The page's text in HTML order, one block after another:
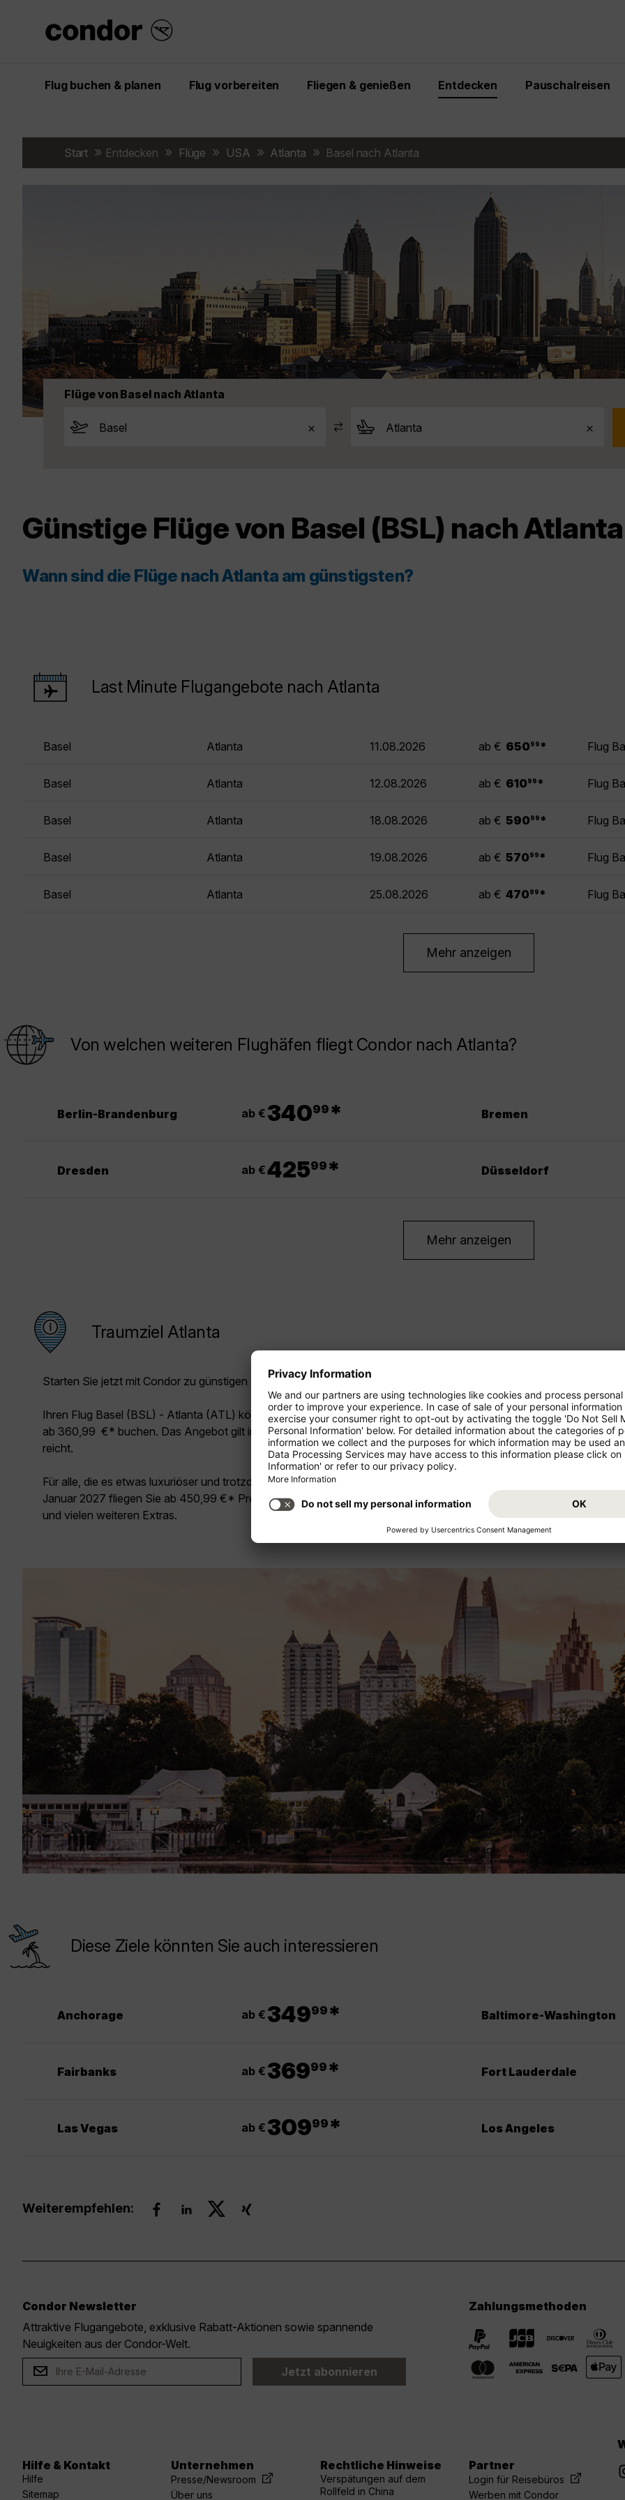
Flug buchen & planen Flug vorbereiten Fliegen & genießen Entdecken Pauschalreisen
Start Entdecken Flüge USA Atlanta Basel nach Atlanta
Flüge von Basel nach Atlanta
Günstige Flüge von Basel (BSL) nach
Wann sind die Flüge nach Atlanta am günstigsten?
Last Minute Flugangebote nach Atlanta
Basel Atlanta 11.08.2026 ab € 650 99 * Flug
Basel Atlanta 12.08.2026 ab € 610 99 * Flug
Basel Atlanta 18.08.2026 ab € 590 99 * Flug
Basel Atlanta 19.08.2026 ab € 570 99 * Flug
Basel Atlanta 25.08.2026 ab € 470 99 * Flug
Mehr anzeigen
Von welchen weiteren Flughäfen fliegt Condor nach Atlanta?
Berlin-Brandenburg ab € 34099 * Bremen
Dresden ab €42599 * Düsseldorf
Mehr anzeigen
Traumziel Atlanta
Starten Sie jetzt mit Condor zu günstigen Preisen in Ihren Urlaub!
Ihren Flug Basel (BSL) - Atlanta (ATL) können Sie in der Economy Class schon
ab 360,99 €* buchen. Das Angebot gilt im September 2026, solange der Vorrat
reicht.
Für alle, die es etwas luxuriöser und trotzdem unschlagbar günstig mögen: Im
Januar 2027 fliegen Sie ab 450,99 €* Premium Class – mit mehr Sitzkomfort
und vielen weiteren Extras.
Condor bietet Ihnen sowohl
auch Flugangebote für
Starten Sie von Ihrem
Condor fliegt Sie von August
Traumziel! Buchen Sie jetzt
Diese Ziele könnten Sie auch interessieren
Anchorage ab € 34999 * Baltimore-Washington
Fairbanks ab € 36999 * Fort Lauderdale
Las Vegas ab € 30999 * Los Angeles
Weiterempfehlen:
Condor Newsletter
Attraktive Flugangebote, exklusive Rabatt-Aktionen sowie spannende
Neuigkeiten aus der Condor-Welt.
Jetzt abonnieren
Zahlungsmethoden
Hilfe & Kontakt
Hilfe
Sitemap
Unternehmen
Presse/Newsroom
Über uns
Rechtliche Hinweise
Verspätungen auf dem
Rollfeld in China
Partner
Login für Reisebüros
Werben mit Condor
linkedin youtubespotify